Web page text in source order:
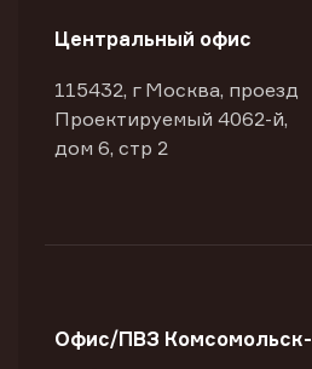
Центральный офис
115432, г Москва, проезд
Проектируемый 4062-й,
дом 6, стр 2
Офис/ПВЗ Комсомольск-